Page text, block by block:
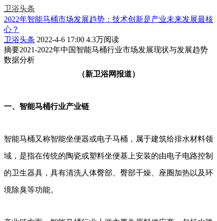
卫浴头条
2022年智能马桶市场发展趋势：技术创新是产业未来发展最核
心？
卫浴头条 2022-4-6 17:00 4.3万阅读
摘要2021-2022年中国智能马桶行业市场发展现状与发展趋势
数据分析
（新卫浴网报道）
一、智能马桶行业产业链
智能马桶又称智能坐便器或电子马桶，属于建筑给排水材料领
域，是指在传统的陶瓷或塑料坐便基上安装的由电子电路控制
的卫生器具，具有清洗人体臀部、臀部干燥、座圈加热以及环
境除臭等功能。